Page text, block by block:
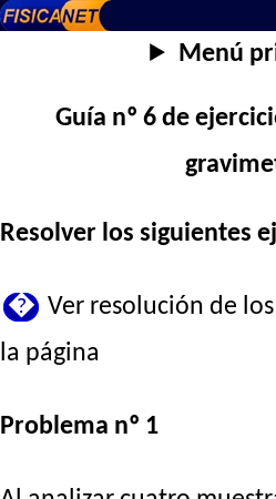
Menú
Guía nº 6 de
Resolver los siguientes
� Ver resolución de
la página
Problema nº 1